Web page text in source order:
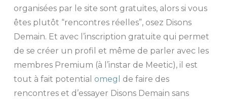
organisées par le site sont gratuites, alors si vous
êtes plutôt “rencontres réelles”, osez Disons
Demain. Et avec l’inscription gratuite qui permet
de se créer un profil et même de parler avec les
membres Premium (à l’instar de Meetic), il est
tout à fait potential omegl
de faire des
rencontres et d’essayer Disons Demain sans